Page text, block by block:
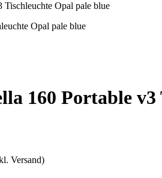
Tischleuchte Opal pale blue
Opal pale blue
160 Portable
Versand)